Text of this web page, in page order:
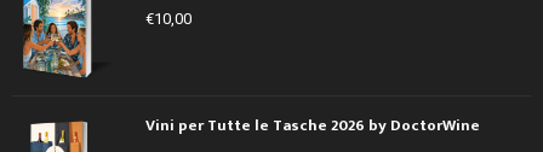
€10,00
Vini per Tutte le Tasche 2026 by DoctorWine